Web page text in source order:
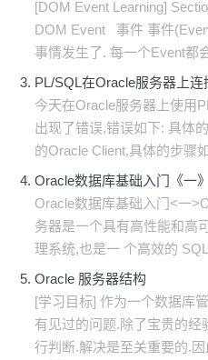
[DOM Event Learning]
DOM Event 事件 事件
事情发生了. 每一个Event都
PL/SQL在Oracle服务器上连
今天在Oracle服务器上使用
出现了错误,错误如下: 具体
的Oracle Client,具体的步骤
Oracle数据库基础入门《一
Oracle数据库基础入门<一
务器是一个具有高性能和高
理系统,也是一 个高效的
Oracle 服务器结构
[学习目标] 作为一个数据库
有见过的问题.除了宝贵的经
行判断.解决是至关重要的.